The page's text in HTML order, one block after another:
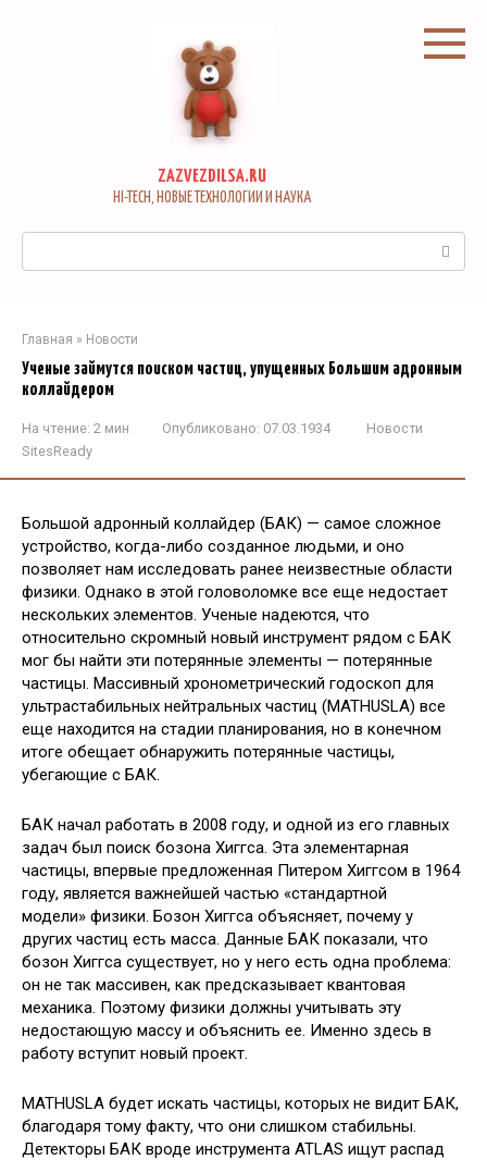
ZAZVEZDILSA.RU
HI-TECH, НОВЫЕ ТЕХНОЛОГИИ И НАУКА
Главная » Новости
Ученые займутся поиском частиц, упущенных Большим адронным
коллайдером
На чтение: 2 мин Опубликовано: 07.03.1934
Новости
SitesReady
Большой адронный коллайдер (БАК) — самое сложное
устройство, когда-либо созданное людьми, и оно
позволяет нам исследовать ранее неизвестные области
физики. Однако в этой головоломке все еще недостает
нескольких элементов. Ученые надеются, что
относительно скромный новый инструмент рядом с БАК
мог бы найти эти потерянные элементы — потерянные
частицы. Массивный хронометрический годоскоп для
ультрастабильных нейтральных частиц (MATHUSLA) все
еще находится на стадии планирования, но в конечном
итоге обещает обнаружить потерянные частицы,
убегающие с БАК.
БАК начал работать в 2008 году, и одной из его главных
задач был поиск бозона Хиггса. Эта элементарная
частицы, впервые предложенная Питером Хиггсом в 1964
году, является важнейшей частью «стандартной
модели» физики. Бозон Хиггса объясняет, почему у
других частиц есть масса. Данные БАК показали, что
бозон Хиггса существует, но у него есть одна проблема:
он не так массивен, как предсказывает квантовая
механика. Поэтому физики должны учитывать эту
недостающую массу и объяснить ее. Именно здесь в
работу вступит новый проект.
MATHUSLA будет искать частицы, которых не видит БАК,
благодаря тому факту, что они слишком стабильны.
Детекторы БАК вроде инструмента ATLAS ищут распад